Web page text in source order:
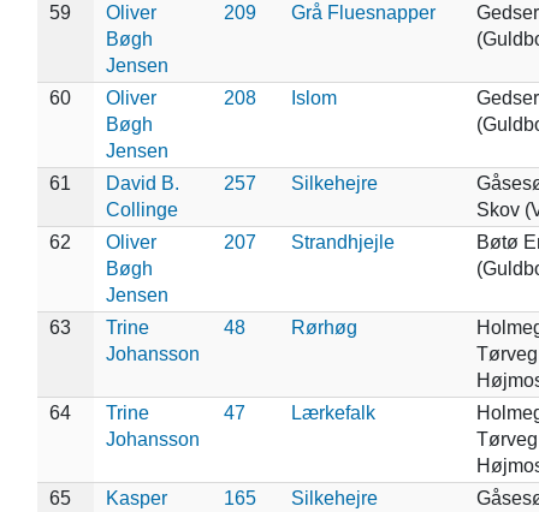
59
Oliver
Bøgh
Jensen
209 Grå Fluesnapper
60
Oliver
Bøgh
Jensen
208 Islom
61
David B.
Collinge
257 Silkehejre
Skov
62
Oliver
Bøgh
Jensen
207 Strandhjejle
Bøtø
63
Trine
Johansson
48 Rørhøg
64
Trine
Johansson
47 Lærkefalk
65
Kasper
165 Silkehejre